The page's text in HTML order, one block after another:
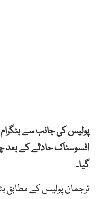
پولیس کی جانب سے بٹگرام
افسوسناک حادثے کے بعد
گیا۔
ترجمان پولیس کے مطابق